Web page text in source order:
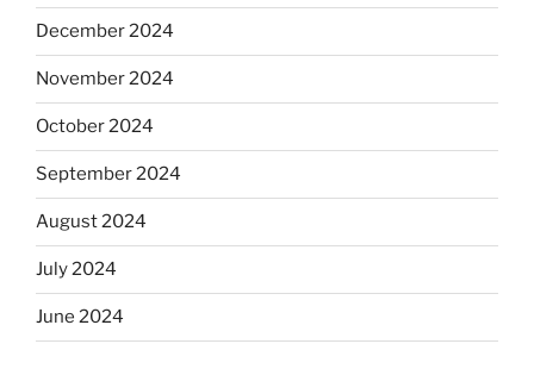
December 2024
November 2024
October 2024
September 2024
August 2024
July 2024
June 2024